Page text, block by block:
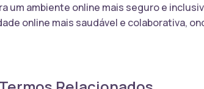
um ambiente online mais seguro e
online mais saudável e colaborativa,